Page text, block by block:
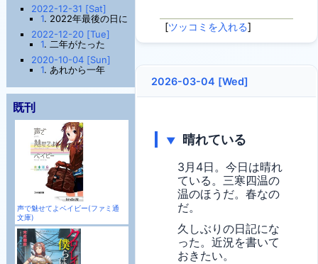
2022-12-31 [Sat]
1. 2022年最後の日に
2022-12-20 [Tue]
1. 二年がたった
2020-10-04 [Sun]
1. あれから一年
既刊
声で魅せてよベイビー(ファミ通
文庫)
[ツッコミを入れる]
2026-03-04 [Wed]
▼ 晴れている
3月4日。今日は晴れ
ている。三寒四温の
温のほうだ。春なの
だ。
久しぶりの日記にな
った。近況を書いて
おきたい。